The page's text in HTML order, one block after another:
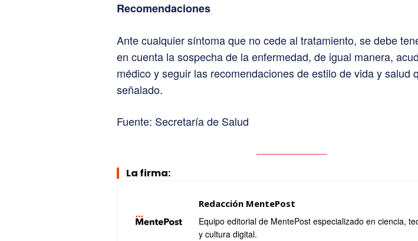
Recomendaciones
Ante cualquier síntoma que no cede al tratamiento, se debe
en cuenta la sospecha de la enfermedad, de igual manera,
médico y seguir las recomendaciones de estilo de vida y salud
señalado.
Fuente: Secretaría de Salud
La firma:
Redacción MentePost
Equipo editorial de MentePost especializado en ciencia,
y cultura digital.